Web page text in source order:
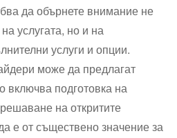
да обърнете внимание не
услугата, но и на
услуги и опции.
може да предлагат
включва подготовка на
на откритите
е от съществено значение за